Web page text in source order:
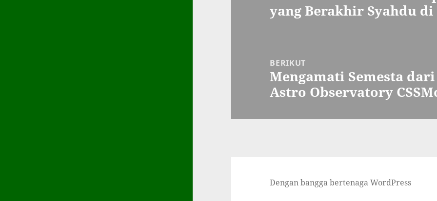
yang Berakhir Syahdu di
BERIKUT
Pos
berikutnya:
Mengamati Semesta
Astro Observatory
Dengan bangga bertenaga WordPress